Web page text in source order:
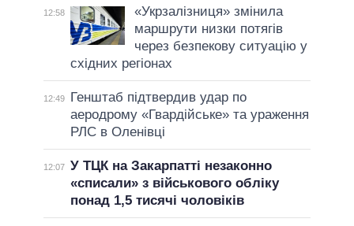
12:58
«Укрзалізниця» змінила
маршрути низки потягів
через безпекову ситуацію у
східних регіонах
12:49
Генштаб підтвердив удар по
аеродрому «Гвардійське» та ураження
РЛС в Оленівці
12:07 У ТЦК на Закарпатті незаконно
«списали» з військового обліку
понад 1,5 тисячі чоловіків